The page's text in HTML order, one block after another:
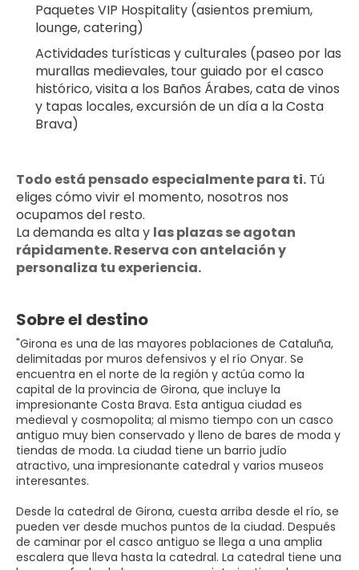
Paquetes VIP Hospitality (asientos premium,
lounge, catering)
Actividades turísticas y culturales (paseo por las
murallas medievales, tour guiado por el casco
histórico, visita a los Baños Árabes, cata de vinos
y tapas locales, excursión de un día a la Costa
Brava)
Todo está pensado especialmente para ti. Tú
eliges cómo vivir el momento, nosotros nos
ocupamos del resto.
La demanda es alta y las plazas se agotan
rápidamente. Reserva con antelación y
personaliza tu experiencia.
Sobre el destino
"Girona es una de las mayores poblaciones de Cataluña,
delimitadas por muros defensivos y el río Onyar. Se
encuentra en el norte de la región y actúa como la
capital de la provincia de Girona, que incluye la
impresionante Costa Brava. Esta antigua ciudad es
medieval y cosmopolita; al mismo tiempo con un casco
antiguo muy bien conservado y lleno de bares de moda y
tiendas de moda. La ciudad tiene un barrio judío
atractivo, una impresionante catedral y varios museos
interesantes.
Desde la catedral de Girona, cuesta arriba desde el río, se
pueden ver desde muchos puntos de la ciudad. Después
de caminar por el casco antiguo se llega a una amplia
escalera que lleva hasta la catedral. La catedral tiene una